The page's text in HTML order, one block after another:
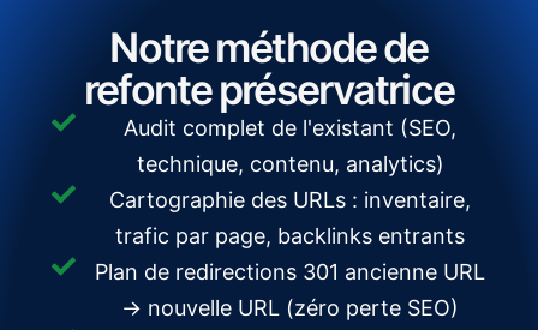
Notre méthode de
refonte préservatrice
Audit complet de l'existant (SEO,
technique, contenu, analytics)
Cartographie des URLs : inventaire,
trafic par page, backlinks entrants
Plan de redirections 301 ancienne URL
→ nouvelle URL (zéro perte SEO)